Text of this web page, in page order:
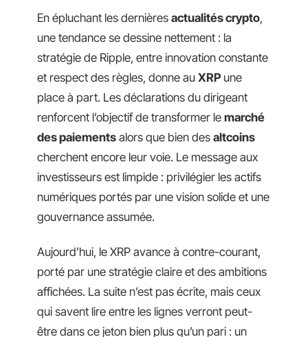
En épluchant les dernières actualités crypto,
une tendance se dessine nettement : la
stratégie de Ripple, entre innovation constante
et respect des règles, donne au XRP une
place à part. Les déclarations du dirigeant
renforcent l’objectif de transformer le marché
des paiements alors que bien des altcoins
cherchent encore leur voie. Le message aux
investisseurs est limpide : privilégier les actifs
numériques portés par une vision solide et une
gouvernance assumée.
Aujourd’hui, le XRP avance à contre-courant,
porté par une stratégie claire et des ambitions
affichées. La suite n’est pas écrite, mais ceux
qui savent lire entre les lignes verront peut-
être dans ce jeton bien plus qu’un pari : un